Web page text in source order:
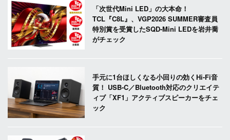
「次世代Mini LED」の大本命！
TCL『C8L』、VGP2026 SUMMER審査員
特別賞を受賞したSQD-Mini LEDを岩井喬
がチェック
手元に1台ほしくなる小回りの効くHi-Fi音
質！ USB-C／Bluetooth対応のクリエイテ
ィブ「XF1」アクティブスピーカーをチェ
ック